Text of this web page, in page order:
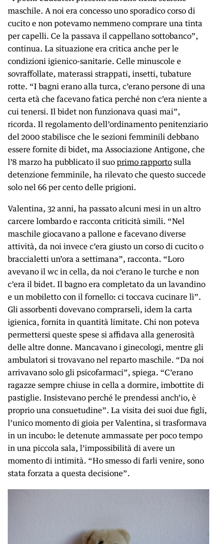
maschile. A noi era concesso uno sporadico corso di
cucito e non potevamo nemmeno comprare una tinta
per capelli. Ce la passava il cappellano sottobanco”,
continua. La situazione era critica anche per le
condizioni igienico-sanitarie. Celle minuscole e
sovraffollate, materassi strappati, insetti, tubature
rotte. “I bagni erano alla turca, c’erano persone di una
certa età che facevano fatica perché non c’era niente a
cui tenersi. Il bidet non funzionava quasi mai”,
ricorda. Il regolamento dell’ordinamento penitenziario
del 2000 stabilisce che le sezioni femminili debbano
essere fornite di bidet, ma Associazione Antigone, che
l’8 marzo ha pubblicato il suo primo rapporto sulla
detenzione femminile, ha rilevato che questo succede
solo nel 66 per cento delle prigioni.
Valentina, 32 anni, ha passato alcuni mesi in un altro
carcere lombardo e racconta criticità simili. “Nel
maschile giocavano a pallone e facevano diverse
attività, da noi invece c’era giusto un corso di cucito o
braccialetti un’ora a settimana”, racconta. “Loro
avevano il wc in cella, da noi c’erano le turche e non
c’era il bidet. Il bagno era completato da un lavandino
e un mobiletto con il fornello: ci toccava cucinare lì”.
Gli assorbenti dovevano comprarseli, idem la carta
igienica, fornita in quantità limitate. Chi non poteva
permettersi queste spese si affidava alla generosità
delle altre donne. Mancavano i ginecologi, mentre gli
ambulatori si trovavano nel reparto maschile. “Da noi
arrivavano solo gli psicofarmaci”, spiega. “C’erano
ragazze sempre chiuse in cella a dormire, imbottite di
pastiglie. Insistevano perché le prendessi anch’io, è
proprio una consuetudine”. La visita dei suoi due figli,
l’unico momento di gioia per Valentina, si trasformava
in un incubo: le detenute ammassate per poco tempo
in una piccola sala, l’impossibilità di avere un
momento di intimità. “Ho smesso di farli venire, sono
stata forzata a questa decisione”.